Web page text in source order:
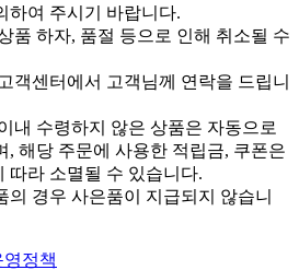
하여 주시기 바랍니다.
품 하자, 품절 등으로 인해 취소될 수
객센터에서 고객님께 연락을 드립니
내 수령하지 않은 상품은 자동으로
, 해당 주문에 사용한 적립금, 쿠폰은
따라 소멸될 수 있습니다.
의 경우 사은품이 지급되지 않습니
영정책